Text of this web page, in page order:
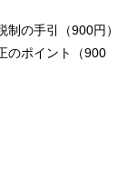
の手引（900円）
のポイント（900